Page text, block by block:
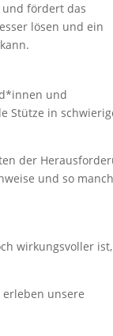
fördert das
lösen und ein
und
Stütze in
der
und so
wirkungsvoller
unsere